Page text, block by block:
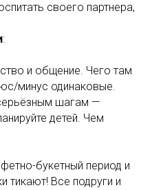
своего партнера,
:
и общение. Чего там
минус одинаковые.
шагам —
детей. Чем
букетный период и
тикают! Все подруги и